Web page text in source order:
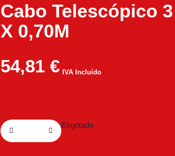
Cabo Telescópico 3
X 0,70M
54,81 € IVA Incluído
Esgotado